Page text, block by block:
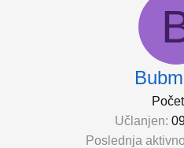
Učlanjen
Poslednja